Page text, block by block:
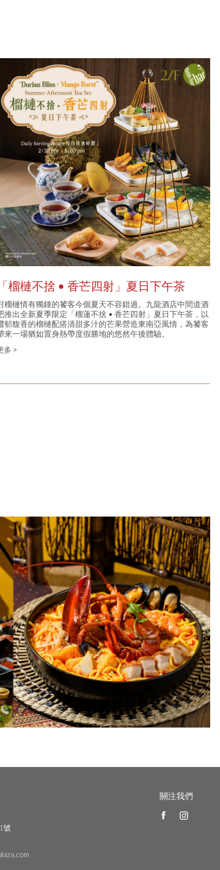
榴槤不捨 • 香芒四射」夏日下午茶
榴槤情有獨鍾的饕客今個夏天不容錯過。九龍酒店中間道酒
推出全新夏季限定「榴蓮不捨 • 香芒四射」夏日下午茶，以
郁馥香的榴槤配搭清甜多汁的芒果營造東南亞風情，為饕客
來一場猶如置身熱帶度假勝地的悠然午後體驗。
多 >
號
關注我們